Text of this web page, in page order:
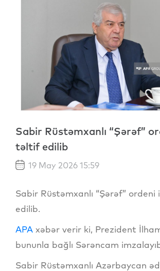
Sabir Rüstəmxanlı “Şərəf”
təltif edilib
19 May 2026 15:59
Sabir Rüstəmxanlı “Şərəf”
edilib.
APA xəbər verir ki, Prezident
bununla bağlı Sərəncam
Sabir Rüstəmxanlı Azərbaycan